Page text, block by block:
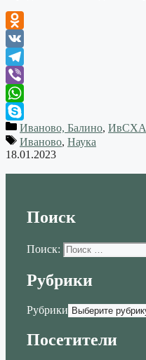
Odnoklassniki
VK
Telegram
Viber
WhatsApp
SkypeИваново, Балино, ИвСХА
Иваново, Наука
18.01.2023
Поиск
Поиск:
Рубрики
Рубрики
Посетители